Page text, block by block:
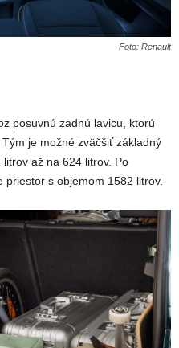
Foto: Renault
posuvnú zadnú lavicu, ktorú
je možné zväčšiť základný
až na 624 litrov. Po
s objemom 1582 litrov.